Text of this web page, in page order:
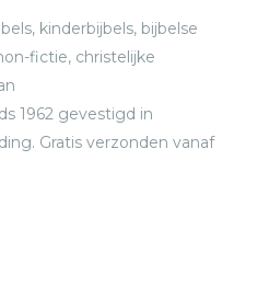
kinderbijbels, bijbelse
fictie, christelijke
1962 gevestigd in
Gratis verzonden vanaf